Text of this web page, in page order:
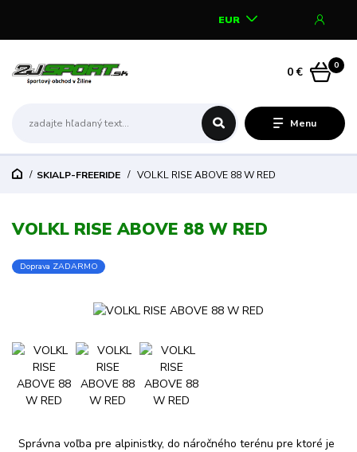
Menu
EUR
0
0 €
SKIALP-FREERIDE VOLKL RISE ABOVE 88 W RED
VOLKL RISE ABOVE 88 W RED
Doprava ZADARMO
Správna voľba pre alpinistky, do náročného terénu pre ktoré je